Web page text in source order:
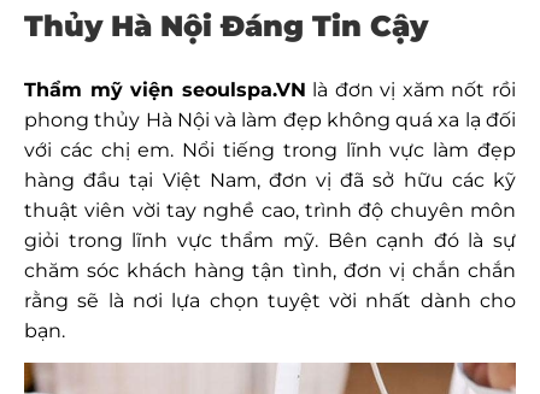
Thủy Hà Nội Đáng Tin Cậy
Thẩm mỹ viện seoulspa.VN là đơn vị xăm nốt rồi
phong thủy Hà Nội và làm đẹp không quá xa lạ đối
với các chị em. Nổi tiếng trong lĩnh vực làm đẹp
hàng đầu tại Việt Nam, đơn vị đã sở hữu các kỹ
thuật viên vời tay nghề cao, trình độ chuyên môn
giỏi trong lĩnh vực thẩm mỹ. Bên cạnh đó là sự
chăm sóc khách hàng tận tình, đơn vị chắn chắn
rằng sẽ là nơi lựa chọn tuyệt vời nhất dành cho
bạn.